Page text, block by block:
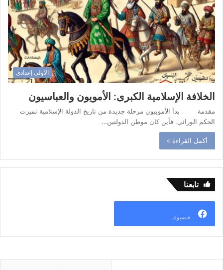
الأولى إعدادي
الخلافة الإسلامية الكبرى: الأمويون والعباسيون
مقدمة بدأ الأموييون مرحلة جديدة من تاريخ الدولة الإسلامية تميزت
الحكم الوراثي. فأين كان موطن الدولتين…
أكمل القراءة »
تابعنا
فيسبوك